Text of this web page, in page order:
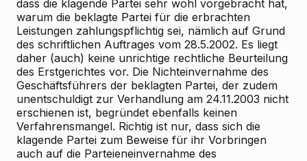
dass die klagende Partei sehr wohl vorgebracht hat,
warum die beklagte Partei für die erbrachten
Leistungen zahlungspflichtig sei, nämlich auf Grund
des schriftlichen Auftrages vom 28.5.2002. Es liegt
daher (auch) keine unrichtige rechtliche Beurteilung
des Erstgerichtes vor. Die Nichteinvernahme des
Geschäftsführers der beklagten Partei, der zudem
unentschuldigt zur Verhandlung am 24.11.2003 nicht
erschienen ist, begründet ebenfalls keinen
Verfahrensmangel. Richtig ist nur, dass sich die
klagende Partei zum Beweise für ihr Vorbringen
auch auf die Parteieneinvernahme des